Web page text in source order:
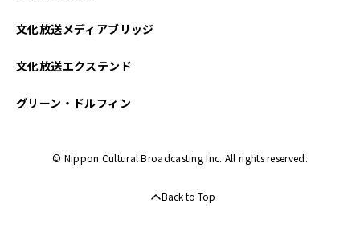
文化放送メディアブリッジ
文化放送エクステンド
グリーン・ドルフィン
© Nippon Cultural Broadcasting Inc. All rights reserved.
Back to Top